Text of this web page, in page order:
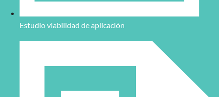
Estudio viabilidad de aplicación